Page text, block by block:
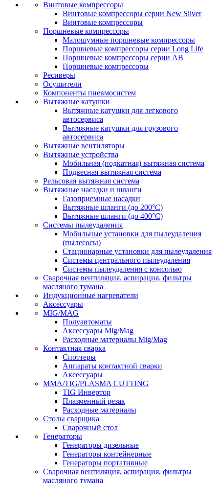
Винтовые компрессоры
Винтовые компрессоры серии New Silver
Винтовые компрессоры
Поршневые компрессоры
Малошумные поршневые компрессоры
Поршневые компрессоры серии Long Life
Поршневые компрессоры серии AB
Поршневые компрессоры
Ресиверы
Осушители
Компоненты пневмосистем
Вытяжные катушки
Вытяжные катушки для легкового
автосервиса
Вытяжные катушки для грузового
автосервиса
Вытяжные вентиляторы
Вытяжные устройства
Мобильная (подкатная) вытяжная система
Подвесная вытяжная система
Рельсовая вытяжная система
Вытяжные насадки и шланги
Газоприемные насадки
Вытяжные шланги (до 200°C)
Вытяжные шланги (до 400°C)
Системы пылеудаления
Мобильные установки для пылеудаления
(пылесосы)
Стационарные установки для пылеудаления
Системы центрального пылеудаления
Системы пылеудаления с консолью
Сварочная вентиляция, аспирация, фильтры
масляного тумана
Индукционные нагреватели
Аксессуары
MIG/MAG
Полуавтоматы
Аксессуары Mig/Mag
Расходные материалы Mig/Mag
Контактная сварка
Споттеры
Аппараты контактной сварки
Аксессуары
MMA/TIG/PLASMA CUTTING
TIG Инвертор
Плазменный резак
Расходные материалы
Столы сварщика
Сварочный стол
Генераторы
Генераторы дизельные
Генераторы контейнерные
Генераторы портативные
Сварочная вентиляция, аспирация, фильтры
масляного тумана